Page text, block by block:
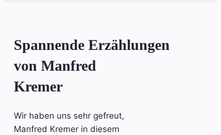
Spannende Erzählungen
von Manfred
Kremer
Wir haben uns sehr gefreut,
Manfred Kremer in diesem